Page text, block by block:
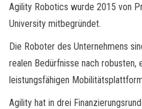
Agility Robotics wurde 2015 von
University mitbegründet.
Die Roboter des Unternehmens
realen Bedürfnisse nach robusten,
leistungsfähigen
Agility hat in drei